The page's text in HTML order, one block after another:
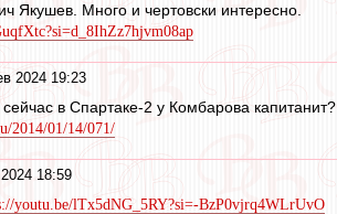
Якушев. Много и чертовски интересно.
2024 19:23
сейчас в Спартаке-2 у Комбарова капитанит?
2014/01/14/071/
18:59
youtu.be/lTx5dNG_5RY?si=-BzP0vjrq4WLrUvO